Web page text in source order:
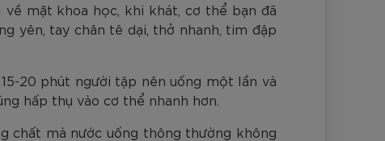
mặt khoa học, khi khát, cơ thể bạn đã
yên, tay chân tê dại, thở nhanh, tim đập
20 phút người tập nên uống một lần và
hấp thụ vào cơ thể nhanh hơn.
chất mà nước uống thông thường không